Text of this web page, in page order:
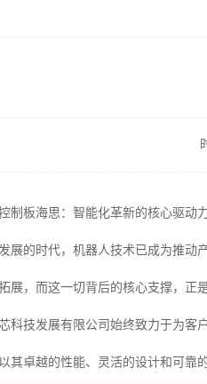
制板海思：智能化革新的核心驱动
展的时代，机器人技术已成为推动
展，而这一切背后的核心支撑，正
科技发展有限公司始终致力于为客
其卓越的性能、灵活的设计和可靠